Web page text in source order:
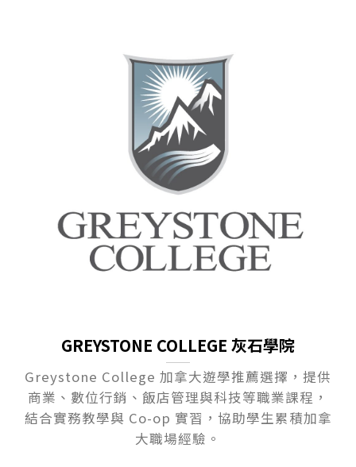
GREYSTONE COLLEGE 灰石學院
Greystone College 加拿大遊學推薦選擇，提供
商業、數位行銷、飯店管理與科技等職業課程，
結合實務教學與 Co-op 實習，協助學生累積加拿
大職場經驗。